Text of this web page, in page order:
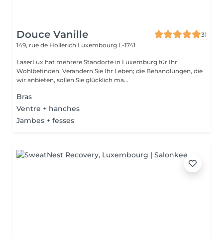
Douce Vanille
31
149, rue de Hollerich Luxembourg L-1741
LaserLux hat mehrere Standorte in Luxemburg für Ihr
Wohlbefinden. Verändern Sie Ihr Leben; die Behandlungen, die
wir anbieten, sollen Sie glücklich ma...
Bras
Ventre + hanches
Jambes + fesses